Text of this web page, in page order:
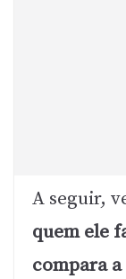
A seguir,
quem ele
compara